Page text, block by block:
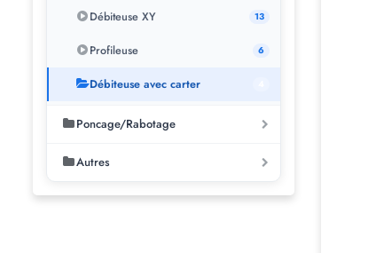
Débiteuse XY 13
Profileuse 6
Débiteuse avec carter
Poncage/Rabotage
Autres